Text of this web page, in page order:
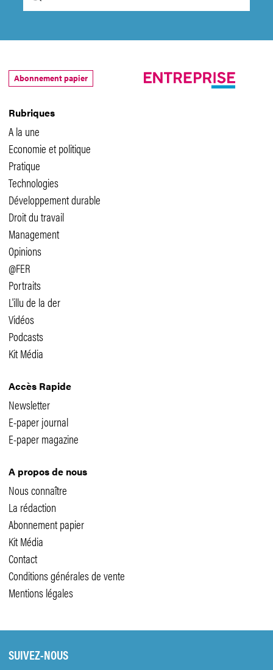
Rubriques
A la une
Economie et politique
Pratique
Technologies
Développement durable
Droit du travail
Management
Opinions
@FER
Portraits
L'illu de la der
Vidéos
Podcasts
Kit Média
Accès Rapide
Newsletter
E-paper journal
E-paper magazine
A propos de nous
Nous connaître
La rédaction
Abonnement papier
Kit Média
Contact
Conditions générales de vente
Mentions légales
Abonnement papier
SUIVEZ-NOUS